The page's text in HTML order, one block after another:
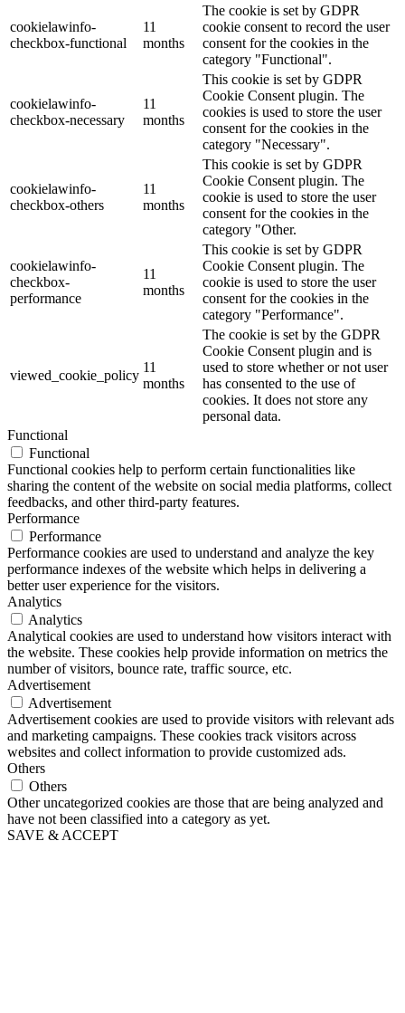
cookielawinfo-
checkbox-functional
11
months
The cookie is set by GDPR
cookie consent to record the user
consent for the cookies in the
category "Functional".
cookielawinfo-
checkbox-necessary
11
months
This cookie is set by GDPR
Cookie Consent plugin. The
cookies is used to store the user
consent for the cookies in the
category "Necessary".
cookielawinfo-
checkbox-others
11
months
This cookie is set by GDPR
Cookie Consent plugin. The
cookie is used to store the user
consent for the cookies in the
category "Other.
cookielawinfo-
checkbox-
performance
11
months
This cookie is set by GDPR
Cookie Consent plugin. The
cookie is used to store the user
consent for the cookies in the
category "Performance".
viewed_cookie_policy
11
months
The cookie is set by the GDPR
Cookie Consent plugin and is
used to store whether or not user
has consented to the use of
cookies. It does not store any
personal data.
Functional
Functional
Functional cookies help to perform certain functionalities like
sharing the content of the website on social media platforms, collect
feedbacks, and other third-party features.
Performance
Performance
Performance cookies are used to understand and analyze the key
performance indexes of the website which helps in delivering a
better user experience for the visitors.
Analytics
Analytics
Analytical cookies are used to understand how visitors interact with
the website. These cookies help provide information on metrics the
number of visitors, bounce rate, traffic source, etc.
Advertisement
Advertisement
Advertisement cookies are used to provide visitors with relevant ads
and marketing campaigns. These cookies track visitors across
websites and collect information to provide customized ads.
Others
Others
Other uncategorized cookies are those that are being analyzed and
have not been classified into a category as yet.
SAVE & ACCEPT